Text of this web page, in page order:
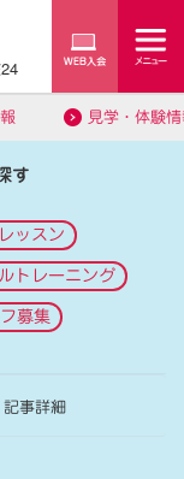
見学・体験
す
ッスン
トレーニング
募集
記事詳細